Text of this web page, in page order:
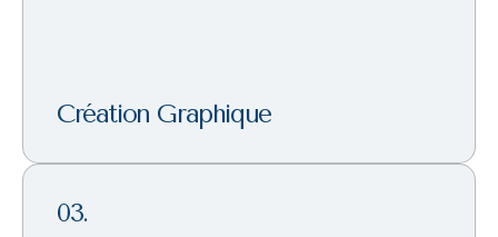
Création Graphique
03.